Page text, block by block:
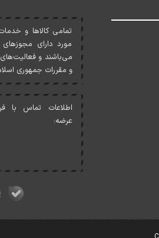
تمامی کالاها و
مورد دارای مجوزهای
می‌باشند و
و مقررات جمهوری
اطلاعات تماس با
عرضه: